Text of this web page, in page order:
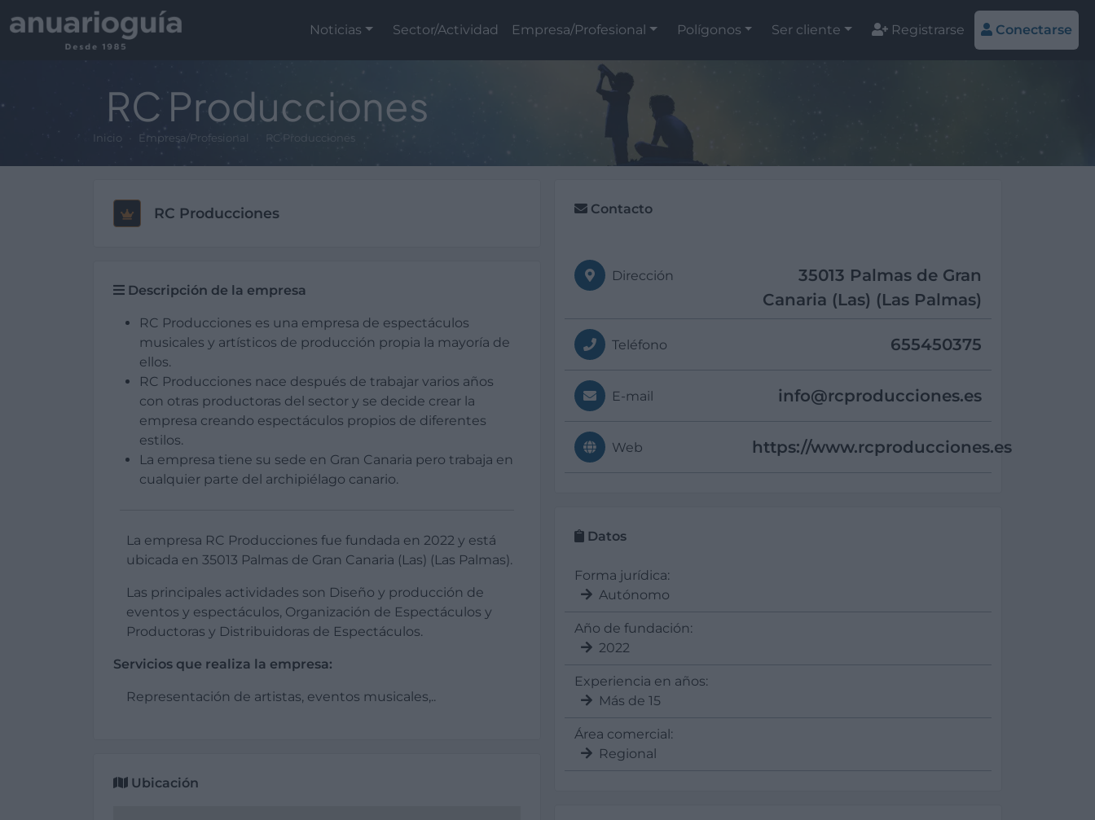
Noticias Sector/Actividad Empresa/Profesional Polígonos Ser cliente Registrarse Conectarse
RC Producciones
Inicio Empresa/Profesional RC Producciones
RC Producciones
Descripción de la empresa
RC Producciones es una empresa de espectáculos
musicales y artísticos de producción propia la mayoría de
ellos.
RC Producciones nace después de trabajar varios años
con otras productoras del sector y se decide crear la
empresa creando espectáculos propios de diferentes
estilos.
La empresa tiene su sede en Gran Canaria pero trabaja en
cualquier parte del archipiélago canario.
La empresa RC Producciones fue fundada en 2022 y está
ubicada en 35013 Palmas de Gran Canaria (Las) (Las Palmas).
Las principales actividades son Diseño y producción de
eventos y espectáculos, Organización de Espectáculos y
Productoras y Distribuidoras de Espectáculos.
Servicios que realiza la empresa:
Representación de artistas, eventos musicales,..
Ubicación
Contacto
Dirección
35013 Palmas de Gran
Canaria (Las) (Las Palmas)
Teléfono 655450375
E-mail info@rcproducciones.es
Web https://www.rcproducciones.es
Datos
Forma jurídica:
Autónomo
Año de fundación:
2022
Experiencia en años:
Más de 15
Área comercial:
Regional